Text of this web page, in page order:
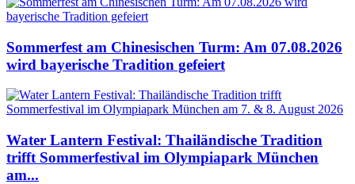
Sommerfest am Chinesischen Turm: Am 07.08.2026
wird bayerische Tradition gefeiert
Water Lantern Festival: Thailändische Tradition
trifft Sommerfestival im Olympiapark München
am...